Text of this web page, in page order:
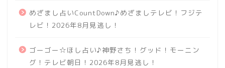
めざまし占いCountDown♪めざましテレビ！フジテ
レビ！2026年8月見逃し！
ゴーゴー☆ほし占い♪神野さち！グッド！モーニン
グ！テレビ朝日！2026年8月見逃し！